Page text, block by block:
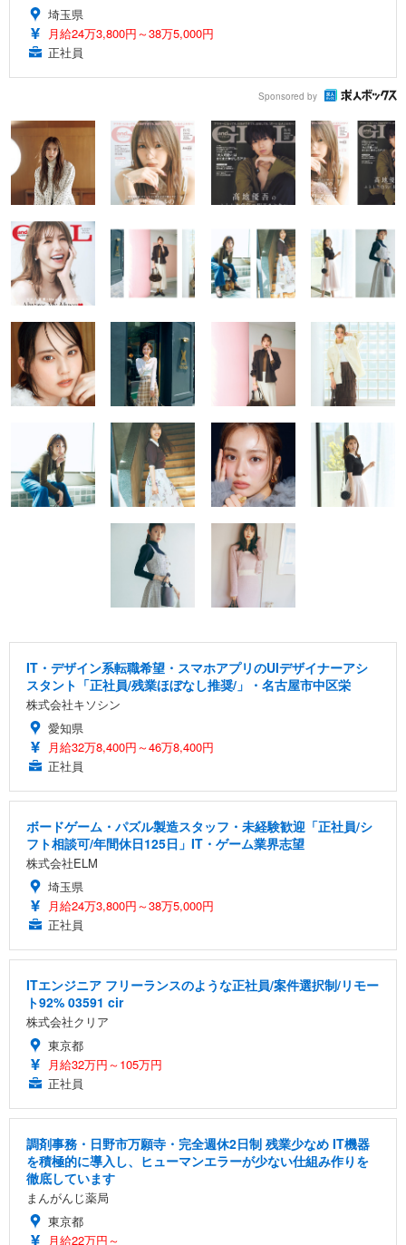
埼玉県
月給24万3,800円～38万5,000円
正社員
Sponsored by
IT・デザイン系転職希望・スマホアプリのUIデザイナーアシ
スタント「正社員/残業ほぼなし推奨/」・名古屋市中区栄
株式会社キソシン
愛知県
月給32万8,400円～46万8,400円
正社員
ボードゲーム・パズル製造スタッフ・未経験歓迎「正社員/シ
フト相談可/年間休日125日」IT・ゲーム業界志望
株式会社ELM
埼玉県
月給24万3,800円～38万5,000円
正社員
ITエンジニア フリーランスのような正社員/案件選択制/リモー
ト92% 03591 cir
株式会社クリア
東京都
月給32万円～105万円
正社員
調剤事務・日野市万願寺・完全週休2日制 残業少なめ IT機器
を積極的に導入し、ヒューマンエラーが少ない仕組み作りを
徹底しています
まんがんじ薬局
東京都
月給22万円～